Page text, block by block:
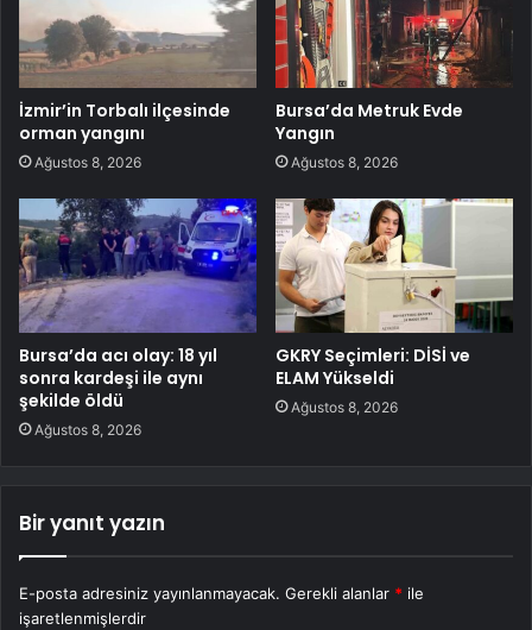
İzmir’in Torbalı ilçesinde
orman yangını
Ağustos 8, 2026
Bursa’da Metruk Evde
Yangın
Ağustos 8, 2026
Bursa’da acı olay: 18 yıl
sonra kardeşi ile aynı
şekilde öldü
Ağustos 8, 2026
GKRY Seçimleri: DİSİ ve
ELAM Yükseldi
Ağustos 8, 2026
Bir yanıt yazın
E-posta adresiniz yayınlanmayacak. Gerekli alanlar * ile
işaretlenmişlerdir